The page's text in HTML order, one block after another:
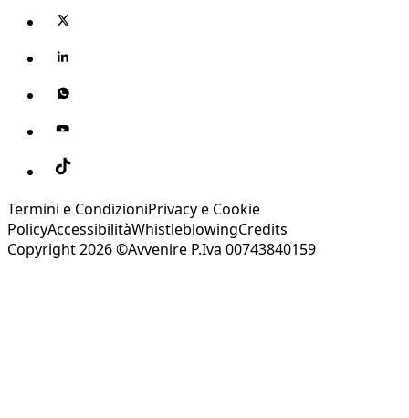
Termini e CondizioniPrivacy e Cookie
PolicyAccessibilitàWhistleblowingCredits
Copyright 2026 ©Avvenire P.Iva 00743840159